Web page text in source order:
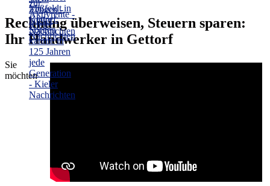
Rechnung überweisen, Steuern sparen:
Ihr Handwerker in Gettorf
Sie
möchten